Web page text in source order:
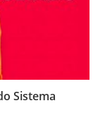
Sistema